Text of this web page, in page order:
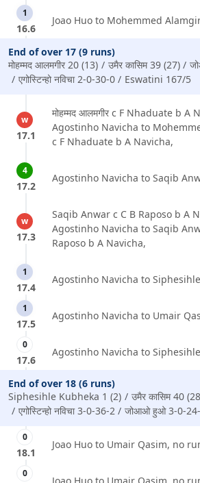
1
16.6
Joao Huo to Mohemmed
End of over 17 (9 runs)
मोहम्मद आलमगीर 20 (13)
उमैर कासिम 39 (27)
एगोस्टिन्हो नविचा 2-0-30-0
Eswatini 167/5
w
17.1
मोहम्मद आलमगीर c F Nhaduate b A
Agostinho Navicha to
c F Nhaduate b A Navicha,
4
17.2
Agostinho Navicha to Saqib
w
17.3
Saqib Anwar c C B Raposo b A
Agostinho Navicha to Saqib
Raposo b A Navicha,
1
17.4
Agostinho Navicha to
1
17.5
Agostinho Navicha to Umair
0
17.6
Agostinho Navicha to
End of over 18 (6 runs)
Siphesihle Kubheka 1 (2)
उमैर कासिम 40
एगोस्टिन्हो नविचा 3-0-36-2
जोआओ हुओ 3-0-
0
18.1
Joao Huo to Umair Qasim, no
0